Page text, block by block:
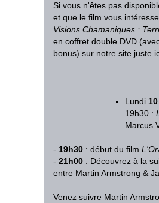
Si vous n'êtes pas
et que le film vous
Visions Chamaniques :
en coffret double DVD
bonus) sur notre site juste
Lundi
19h30 :
Marcus
- 19h30 : début du film
- 21h00 : Découvrez à la
entre Martin Armstrong &
Venez suivre Martin